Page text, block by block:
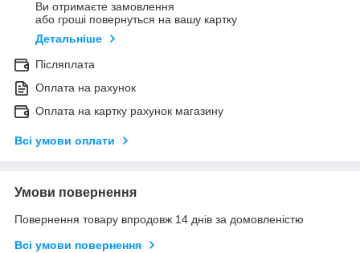
Ви отримаєте замовлення
або гроші повернуться на вашу картку
Детальніше
Післяплата
Оплата на рахунок
Оплата на картку рахунок магазину
Всі умови оплати
Умови повернення
Повернення товару впродовж 14 днів за домовленістю
Всі умови повернення